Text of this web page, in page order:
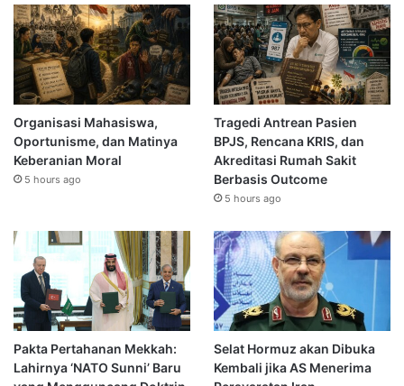
Organisasi Mahasiswa,
Oportunisme, dan Matinya
Keberanian Moral
5 hours ago
Tragedi Antrean Pasien
BPJS, Rencana KRIS, dan
Akreditasi Rumah Sakit
Berbasis Outcome
5 hours ago
Pakta Pertahanan Mekkah:
Lahirnya ‘NATO Sunni’ Baru
Selat Hormuz akan Dibuka
Kembali jika AS Menerima